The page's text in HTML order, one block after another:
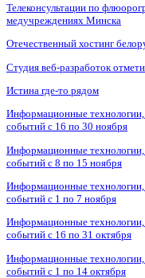
Телеконсультации по
медучреждениях Минска
Отечественный хостинг
Студия веб-разработок
Истина где-то рядом
Информационные технологии,
событий с 16 по 30 ноября
Информационные технологии,
событий с 8 по 15 ноября
Информационные технологии,
событий с 1 по 7 ноября
Информационные технологии,
событий с 16 по 31 октября
Информационные технологии,
событий с 1 по 14 октября